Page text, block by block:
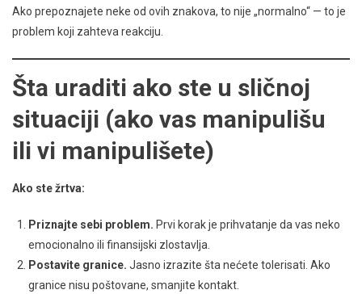
Ako prepoznajete neke od ovih znakova, to nije „normalno“ — to je
problem koji zahteva reakciju.
Šta uraditi ako ste u sličnoj
situaciji (ako vas manipulišu
ili vi manipulišete)
Ako ste žrtva:
Priznajte sebi problem. Prvi korak je prihvatanje da vas neko
emocionalno ili finansijski zlostavlja.
Postavite granice. Jasno izrazite šta nećete tolerisati. Ako
granice nisu poštovane, smanjite kontakt.